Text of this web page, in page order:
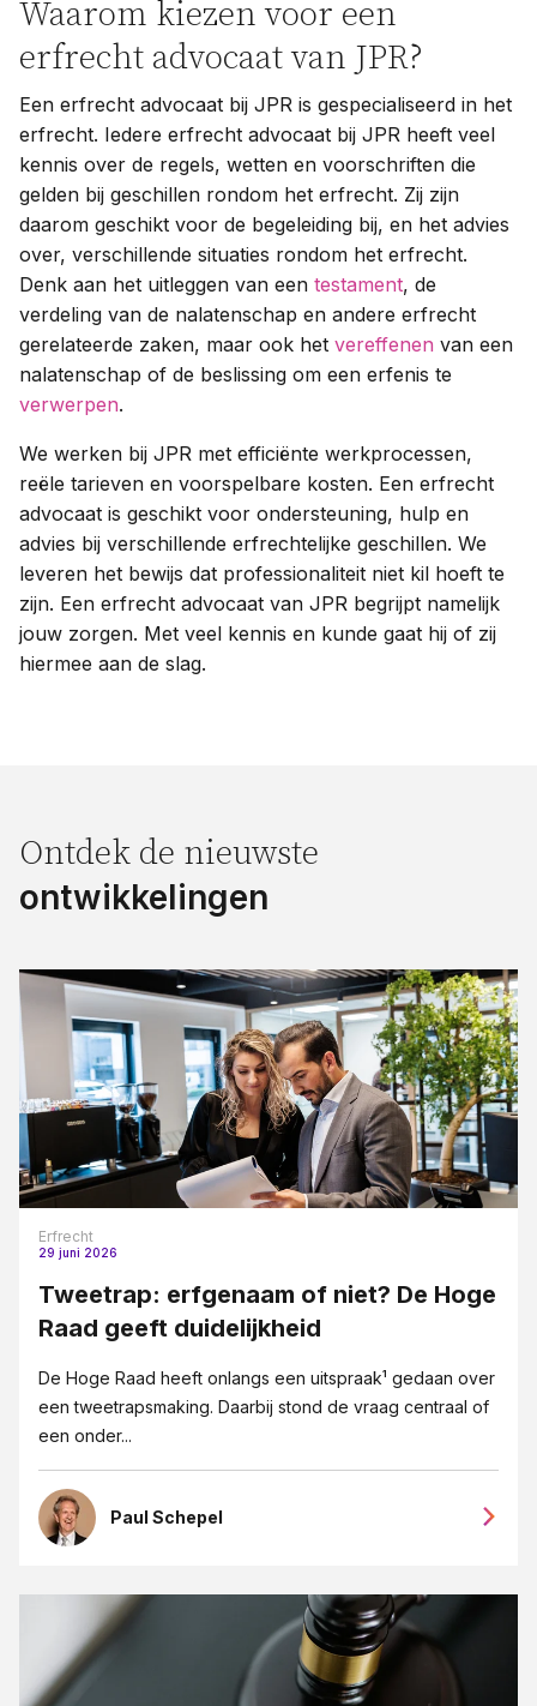
Waarom kiezen voor een
erfrecht advocaat van JPR?
Een erfrecht advocaat bij JPR is gespecialiseerd in het
erfrecht. Iedere erfrecht advocaat bij JPR heeft veel
kennis over de regels, wetten en voorschriften die
gelden bij geschillen rondom het erfrecht. Zij zijn
daarom geschikt voor de begeleiding bij, en het advies
over, verschillende situaties rondom het erfrecht.
Denk aan het uitleggen van een testament, de
verdeling van de nalatenschap en andere erfrecht
gerelateerde zaken, maar ook het vereffenen van een
nalatenschap of de beslissing om een erfenis te
verwerpen.
We werken bij JPR met efficiënte werkprocessen,
reële tarieven en voorspelbare kosten. Een erfrecht
advocaat is geschikt voor ondersteuning, hulp en
advies bij verschillende erfrechtelijke geschillen. We
leveren het bewijs dat professionaliteit niet kil hoeft te
zijn. Een erfrecht advocaat van JPR begrijpt namelijk
jouw zorgen. Met veel kennis en kunde gaat hij of zij
hiermee aan de slag.
Ontdek de nieuwste
ontwikkelingen
Erfrecht
29 juni 2026
Tweetrap: erfgenaam of niet? De Hoge
Raad geeft duidelijkheid
De Hoge Raad heeft onlangs een uitspraak¹ gedaan over
een tweetrapsmaking. Daarbij stond de vraag centraal of
een onder...
Paul Schepel